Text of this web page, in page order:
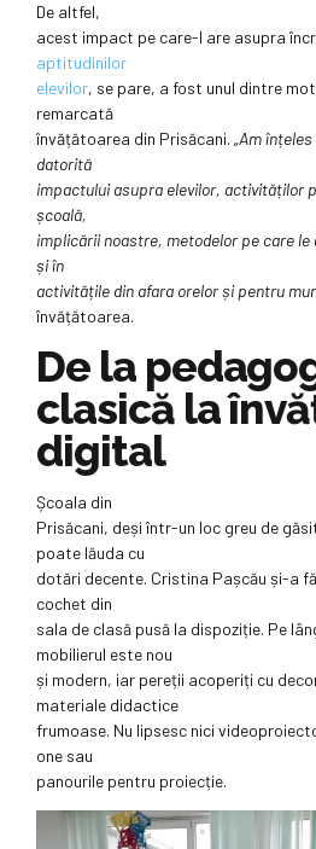
De altfel,
acest impact pe care-l are asupra
aptitudinilor
elevilor, se pare, a fost unul dintre
remarcată
învățătoarea din Prisăcani. „Am
datorită
impactului asupra elevilor, activităților
școală,
implicării noastre, metodelor pe care
și în
activitățile din afara orelor și pentru
învățătoarea.
De la
clasică la
digital
Școala din
Prisăcani, deși într-un loc greu de
poate lăuda cu
dotări decente. Cristina Pașcău și-a
cochet din
sala de clasă pusă la dispoziție. Pe
mobilierul este nou
și modern, iar pereții acoperiți cu
materiale didactice
frumoase. Nu lipsesc nici
one sau
panourile pentru proiecție.